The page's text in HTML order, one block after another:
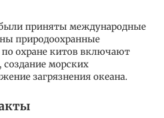
приняты международные
природоохранные
охране китов включают
морских
загрязнения океана.